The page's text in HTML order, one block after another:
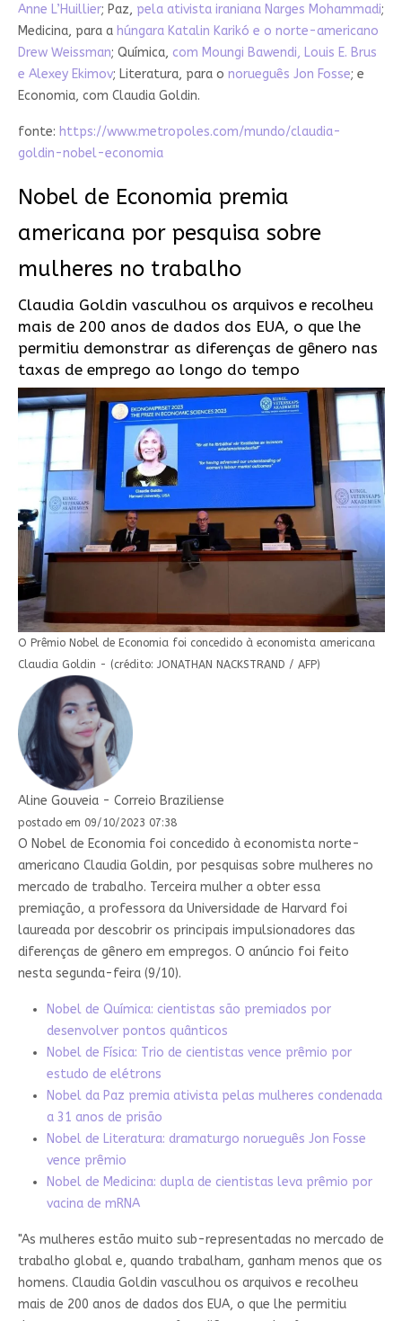
Anne L’Huillier; Paz, pela ativista iraniana Narges Mohammadi;
Medicina, para a húngara Katalin Karikó e o norte-americano
Drew Weissman; Química, com Moungi Bawendi, Louis E. Brus
e Alexey Ekimov; Literatura, para o norueguês Jon Fosse; e
Economia, com Claudia Goldin.
fonte: https://www.metropoles.com/mundo/claudia-
goldin-nobel-economia
Nobel de Economia premia
americana por pesquisa sobre
mulheres no trabalho
Claudia Goldin vasculhou os arquivos e recolheu
mais de 200 anos de dados dos EUA, o que lhe
permitiu demonstrar as diferenças de gênero nas
taxas de emprego ao longo do tempo
O Prêmio Nobel de Economia foi concedido à economista americana
Claudia Goldin - (crédito: JONATHAN NACKSTRAND / AFP)
Aline Gouveia - Correio Braziliense
postado em 09/10/2023 07:38
O Nobel de Economia foi concedido à economista norte-
americano Claudia Goldin, por pesquisas sobre mulheres no
mercado de trabalho. Terceira mulher a obter essa
premiação, a professora da Universidade de Harvard foi
laureada por descobrir os principais impulsionadores das
diferenças de gênero em empregos. O anúncio foi feito
nesta segunda-feira (9/10).
Nobel de Química: cientistas são premiados por
desenvolver pontos quânticos
Nobel de Física: Trio de cientistas vence prêmio por
estudo de elétrons
Nobel da Paz premia ativista pelas mulheres condenada
a 31 anos de prisão
Nobel de Literatura: dramaturgo norueguês Jon Fosse
vence prêmio
Nobel de Medicina: dupla de cientistas leva prêmio por
vacina de mRNA
"As mulheres estão muito sub-representadas no mercado de
trabalho global e, quando trabalham, ganham menos que os
homens. Claudia Goldin vasculhou os arquivos e recolheu
mais de 200 anos de dados dos EUA, o que lhe permitiu